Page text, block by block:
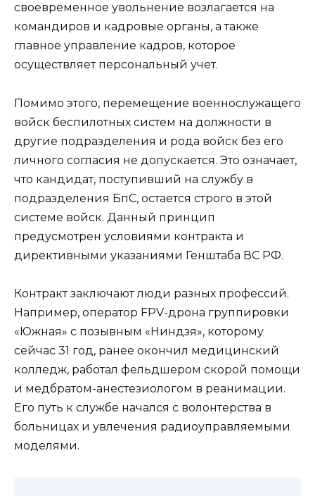
своевременное увольнение возлагается на
командиров и кадровые органы, а также
главное управление кадров, которое
осуществляет персональный учет.
Помимо этого, перемещение военнослужащего
войск беспилотных систем на должности в
другие подразделения и рода войск без его
личного согласия не допускается. Это означает,
что кандидат, поступивший на службу в
подразделения БпС, остается строго в этой
системе войск. Данный принцип
предусмотрен условиями контракта и
директивными указаниями Генштаба ВС РФ.
Контракт заключают люди разных профессий.
Например, оператор FPV-дрона группировки
«Южная» с позывным «Ниндзя», которому
сейчас 31 год, ранее окончил медицинский
колледж, работал фельдшером скорой помощи
и медбратом-анестезиологом в реанимации.
Его путь к службе начался с волонтерства в
больницах и увлечения радиоуправляемыми
моделями.